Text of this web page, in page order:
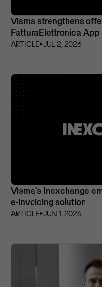
Visma strengthens
FatturaElettronica App
ARTICLE⏵JUL 2, 2026
Visma’s Inexchange
e-invoicing solution
ARTICLE⏵JUN 1, 2026